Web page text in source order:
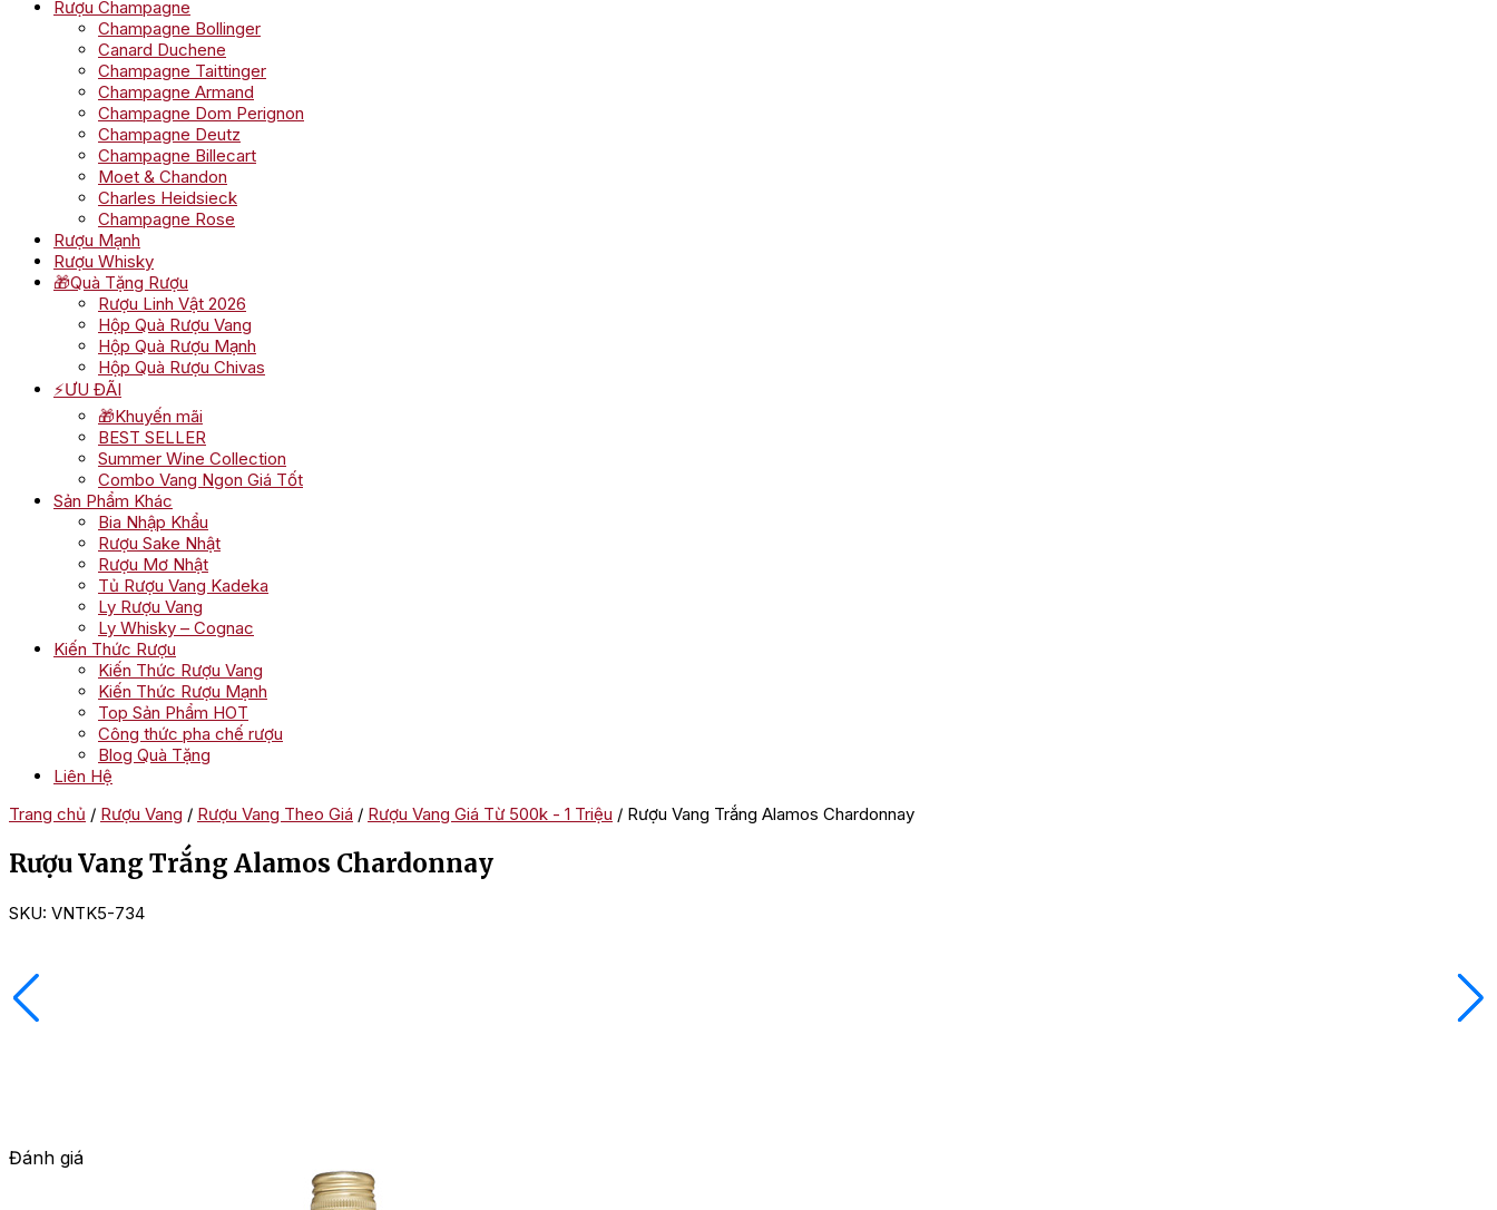
Rượu Champagne
Champagne Bollinger
Canard Duchene
Champagne Taittinger
Champagne Armand
Champagne Dom Perignon
Champagne Deutz
Champagne Billecart
Moet & Chandon
Charles Heidsieck
Champagne Rose
Rượu Mạnh
Rượu Whisky
🎁Quà Tặng Rượu
Rượu Linh Vật 2026
Hộp Quà Rượu Vang
Hộp Quà Rượu Mạnh
Hộp Quà Rượu Chivas
⚡ƯU ĐÃI
🎁Khuyến mãi
BEST SELLER
Summer Wine Collection
Combo Vang Ngon Giá Tốt
Sản Phẩm Khác
Bia Nhập Khẩu
Rượu Sake Nhật
Rượu Mơ Nhật
Tủ Rượu Vang Kadeka
Ly Rượu Vang
Ly Whisky – Cognac
Kiến Thức Rượu
Kiến Thức Rượu Vang
Kiến Thức Rượu Mạnh
Top Sản Phẩm HOT
Công thức pha chế rượu
Blog Quà Tặng
Liên Hệ
Trang chủ / Rượu Vang / Rượu Vang Theo Giá / Rượu Vang Giá Từ 500k - 1 Triệu / Rượu Vang Trắng Alamos Chardonnay
Rượu Vang Trắng Alamos Chardonnay
SKU: VNTK5-734
Đánh giá